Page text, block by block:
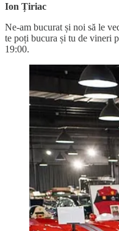
Ion Țiriac
Ne-am bucurat și noi să le
te poți bucura și tu de vineri
19:00.